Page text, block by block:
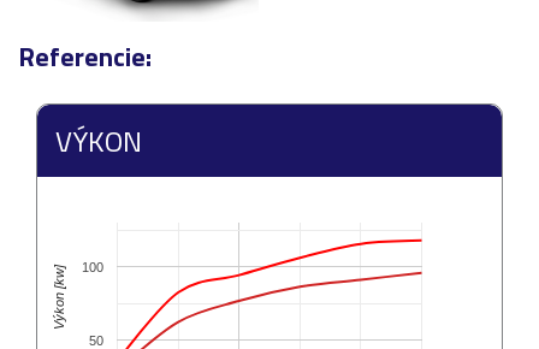
Referencie:
VÝKON
50
100
Výkon [kw]